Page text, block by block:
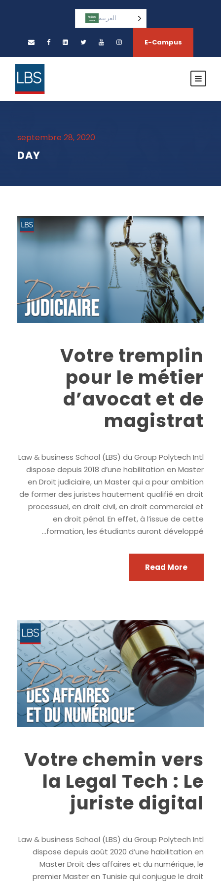
العربية‏
E-Campus
septembre 28, 2020
DAY
Votre tremplin
pour le métier
d’avocat et de
magistrat
Law & business School (LBS) du Group Polytech Intl
dispose depuis 2018 d’une habilitation en Master
en Droit judiciaire, un Master qui a pour ambition
de former des juristes hautement qualifié en droit
processuel, en droit civil, en droit commercial et
en droit pénal. En effet, à l’issue de cette
formation, les étudiants auront développé...
Read More
Votre chemin vers
la Legal Tech : Le
juriste digital
Law & business School (LBS) du Group Polytech Intl
dispose depuis août 2020 d’une habilitation en
Master Droit des affaires et du numérique, le
premier Master en Tunisie qui conjugue le droit